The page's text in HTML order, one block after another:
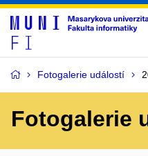
Fotogalerie událostí
Fotogalerie